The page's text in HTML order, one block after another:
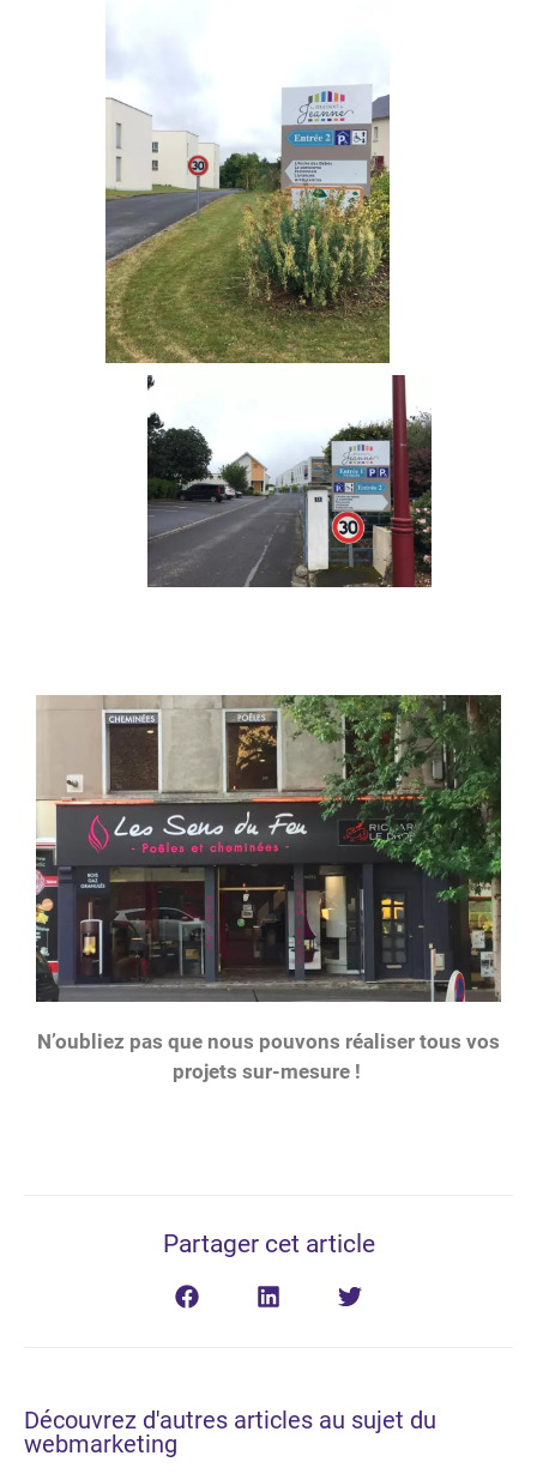
N’oubliez pas que nous pouvons réaliser tous vos
projets sur-mesure !
Partager cet article
Découvrez d'autres articles au sujet du
webmarketing